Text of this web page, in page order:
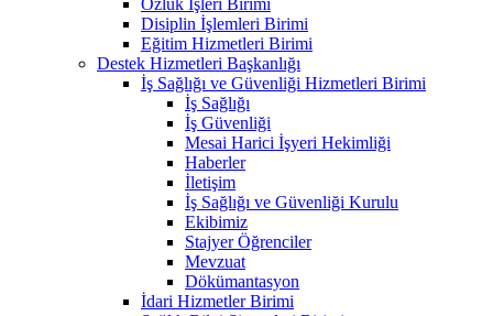
Disiplin İşlemleri Birimi
Eğitim Hizmetleri Birimi
Destek Hizmetleri Başkanlığı
İş Sağlığı ve Güvenliği Hizmetleri Birimi
İş Sağlığı
İş Güvenliği
Mesai Harici İşyeri Hekimliği
Haberler
İletişim
İş Sağlığı ve Güvenliği Kurulu
Ekibimiz
Stajyer Öğrenciler
Mevzuat
Dökümantasyon
İdari Hizmetler Birimi